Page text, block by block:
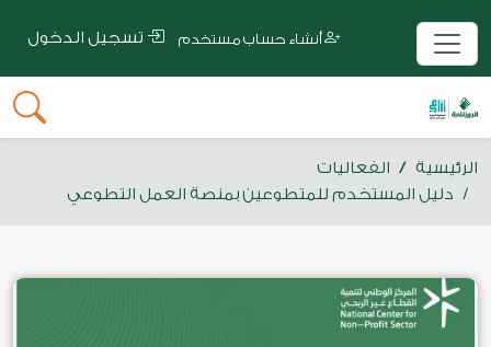
الرئيسية
الفعاليات
دليل المستخدم للمتطوعين بمنصة العمل التطوعي